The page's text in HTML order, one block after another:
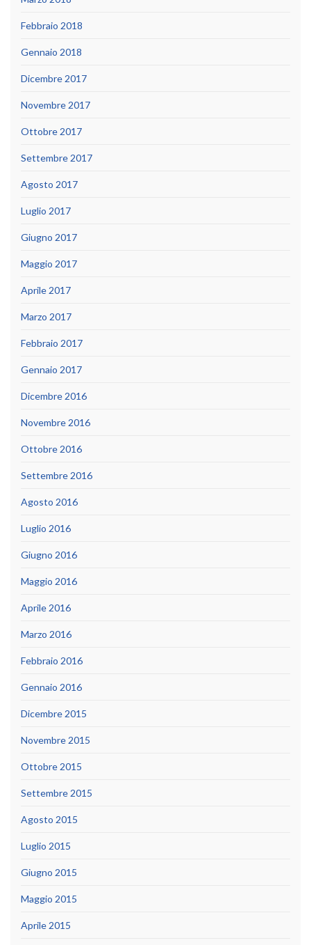
Febbraio 2018
Gennaio 2018
Dicembre 2017
Novembre 2017
Ottobre 2017
Settembre 2017
Agosto 2017
Luglio 2017
Giugno 2017
Maggio 2017
Aprile 2017
Marzo 2017
Febbraio 2017
Gennaio 2017
Dicembre 2016
Novembre 2016
Ottobre 2016
Settembre 2016
Agosto 2016
Luglio 2016
Giugno 2016
Maggio 2016
Aprile 2016
Marzo 2016
Febbraio 2016
Gennaio 2016
Dicembre 2015
Novembre 2015
Ottobre 2015
Settembre 2015
Agosto 2015
Luglio 2015
Giugno 2015
Maggio 2015
Aprile 2015